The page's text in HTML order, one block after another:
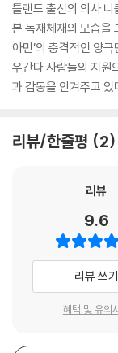
틀랜드 출신의 의사
본 독재체재의 모습을
아민’의 충격적인 양
우간다 사람들의 지원
과 감동을 안겨주고 있
리뷰/한줄평 2
리뷰
9.6
리뷰 쓰기
혜택 및 유의